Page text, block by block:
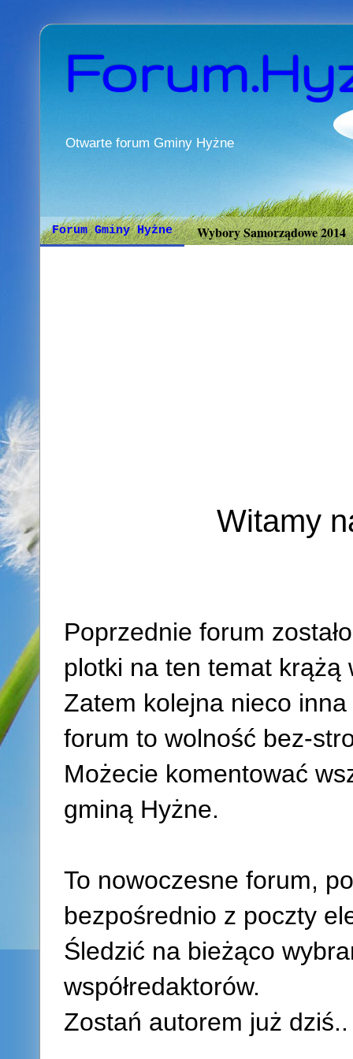
Otwarte forum Gminy Hyżne
Forum Gminy Hyżne Wybory Samorządowe 2014
Witamy
Poprzednie forum
plotki na ten temat krążą
Zatem kolejna nieco
forum to wolność bez-
Możecie komentować
gminą Hyżne.
To nowoczesne forum,
bezpośrednio z poczty
Śledzić na bieżąco
współredaktorów.
Zostań autorem już dziś..